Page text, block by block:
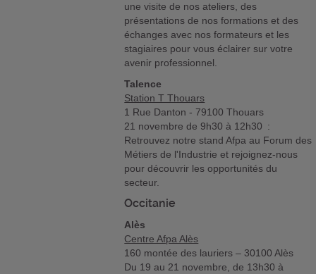
une visite de nos ateliers, des
présentations de nos formations et des
échanges avec nos formateurs et les
stagiaires pour vous éclairer sur votre
avenir professionnel.
Talence
Station T Thouars
1 Rue Danton - 79100 Thouars
21 novembre de 9h30 à 12h30 :
Retrouvez notre stand Afpa au Forum des
Métiers de l'Industrie et rejoignez-nous
pour découvrir les opportunités du
secteur.
Occitanie
Alès
Centre Afpa Alès
160 montée des lauriers – 30100 Alès
Du 19 au 21 novembre, de 13h30 à